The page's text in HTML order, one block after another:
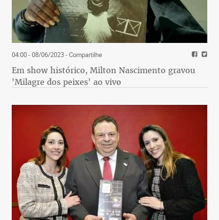
04:00 - 08/06/2023- Compartilhe
Em show histórico, Milton Nascimento gravou
'Milagre dos peixes' ao vivo